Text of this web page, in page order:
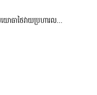
ោធាថៃវាយប្រហារល...